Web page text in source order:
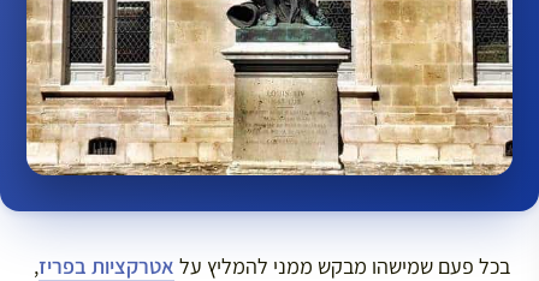
בכל פעם שמישהו מבקש ממני להמליץ על אטרקציות בפריז,